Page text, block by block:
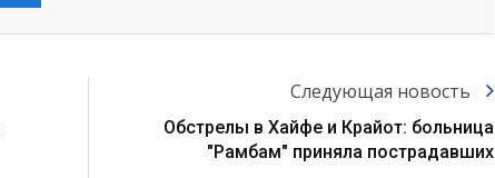
Следующая новость
Обстрелы в Хайфе и Крайот: больница
"Рамбам" приняла пострадавших